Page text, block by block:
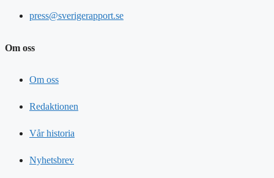
press@sverigerapport.se
Om oss
Om oss
Redaktionen
Vår historia
Nyhetsbrev